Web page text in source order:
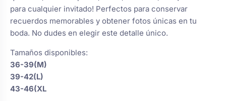
boda
para arras
personalizado para comunión
Regalos para niña de comunión:
muñecas y joyas
Perchas de comunión
personalizadas
Cúpula de cristal
Bolsos personalizados
para cualquier invitado! Perfectos para conservar
recuerdos memorables y obtener fotos únicas en tu
boda. No dudes en elegir este detalle único.
Tamaños disponibles:
36-39(M)
39-42(L)
43-46(XL